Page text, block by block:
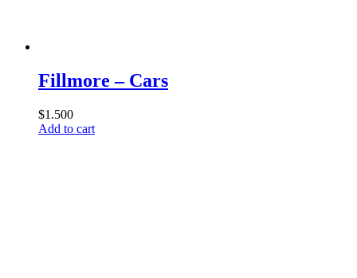
Fillmore – Cars
$1.500
Add to cart